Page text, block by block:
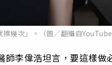
幾次」。（圖／翻攝自YouTube
李偉浩坦言，要這樣做